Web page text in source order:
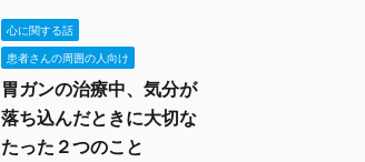
心に関する話
患者さんの周囲の人向け
胃ガンの治療中、気分が
落ち込んだときに大切な
たった２つのこと